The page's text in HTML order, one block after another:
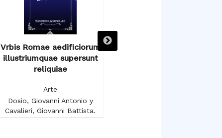
Vrbis Romae aedificiorum
illustriumquae supersunt
reliquiae
Arte
Dosio, Giovanni Antonio y
Cavalieri, Giovanni Battista.
Voyage autour du Salon